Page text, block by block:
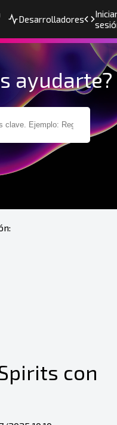
Desarrolladores
ayudarte?
con